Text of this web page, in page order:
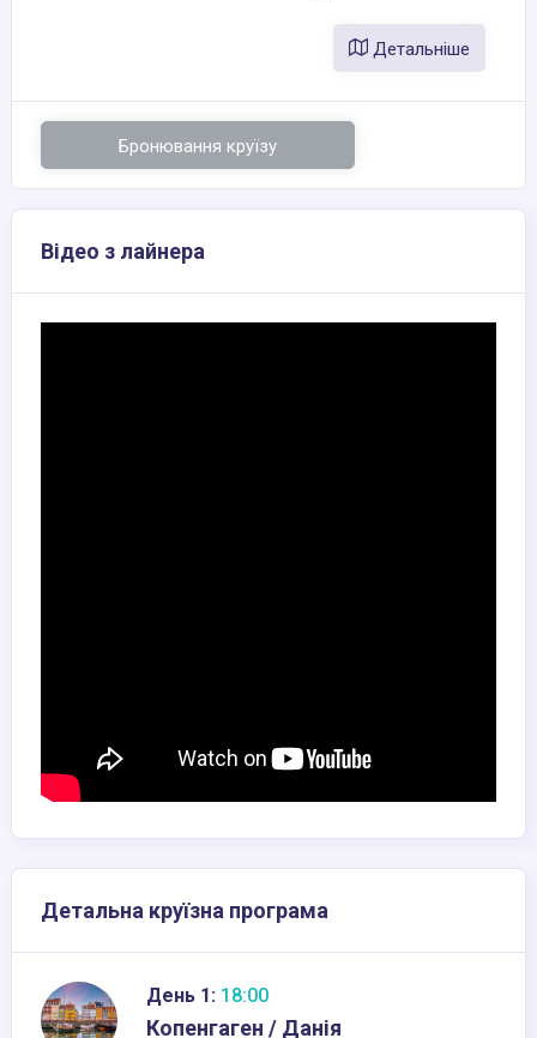
Детальніше
Бронювання круїзу
Відео з лайнера
Детальна круїзна програма
День 1: 18:00
Копенгаген / Данія